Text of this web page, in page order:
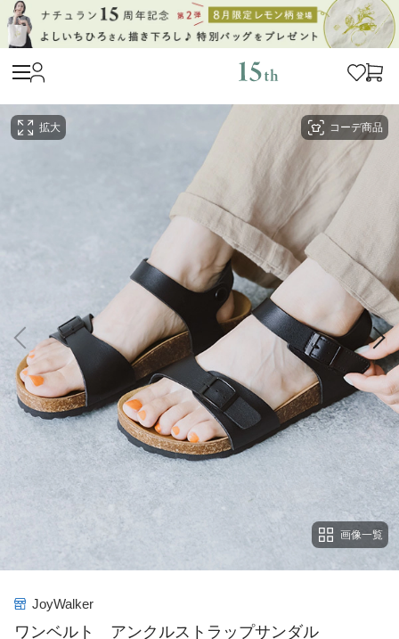
コーデ商品
拡大
画像一覧
JoyWalker
ワンベルト アンクルストラップサンダル